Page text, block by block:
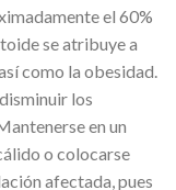
el 60%
se atribuye a
como la obesidad.
los
en un
o colocarse
afectada, pues